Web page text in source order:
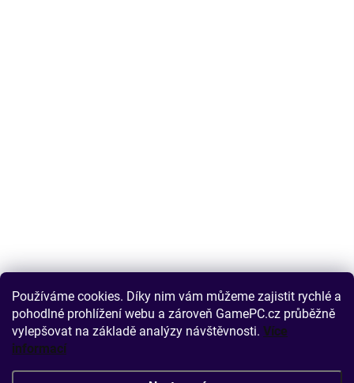
Používáme cookies. Díky nim vám můžeme zajistit rychlé a
pohodlné prohlížení webu a zároveň GamePC.cz průběžně
vylepšovat na základě analýzy návštěvnosti. Více
informací